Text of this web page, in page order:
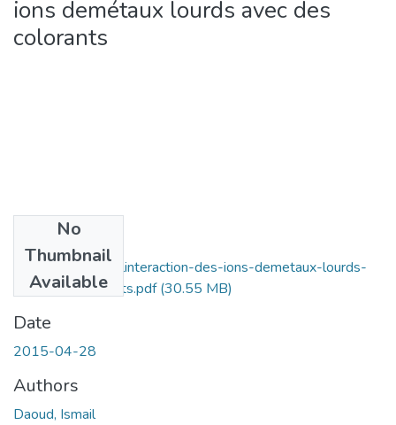
ions demétaux lourds avec des
colorants
No
Thumbnail
Available
Modelisation-de-linteraction-des-ions-demetaux-lourds-
avec-des-colorants.pdf(30.55 MB)
Date
2015-04-28
Authors
Daoud, Ismail